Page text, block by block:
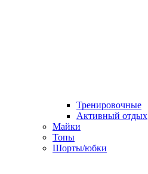
Тренировочные
Активный отдых
Майки
Топы
Шорты/юбки